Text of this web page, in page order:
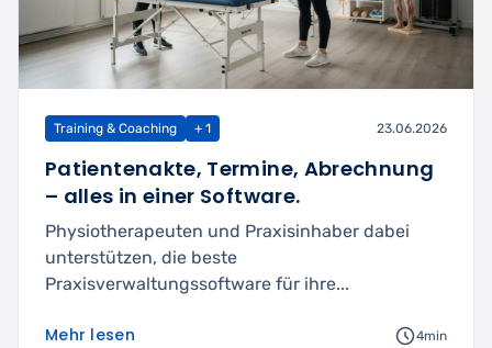
Training & Coaching + 1 23.06.2026
Patientenakte, Termine, Abrechnung
– alles in einer Software.
Physiotherapeuten und Praxisinhaber dabei
unterstützen, die beste
Praxisverwaltungssoftware für ihre...
Mehr lesen 4min